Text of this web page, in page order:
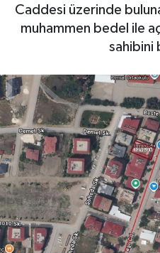
Caddesi üzerinde
muhammen bedel ile
sahibini
Haberde İnsan
Magazin
Manşet Altı
Manşetler
Resmi İlan
Sağlık